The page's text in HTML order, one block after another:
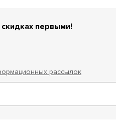
первыми!
рассылок